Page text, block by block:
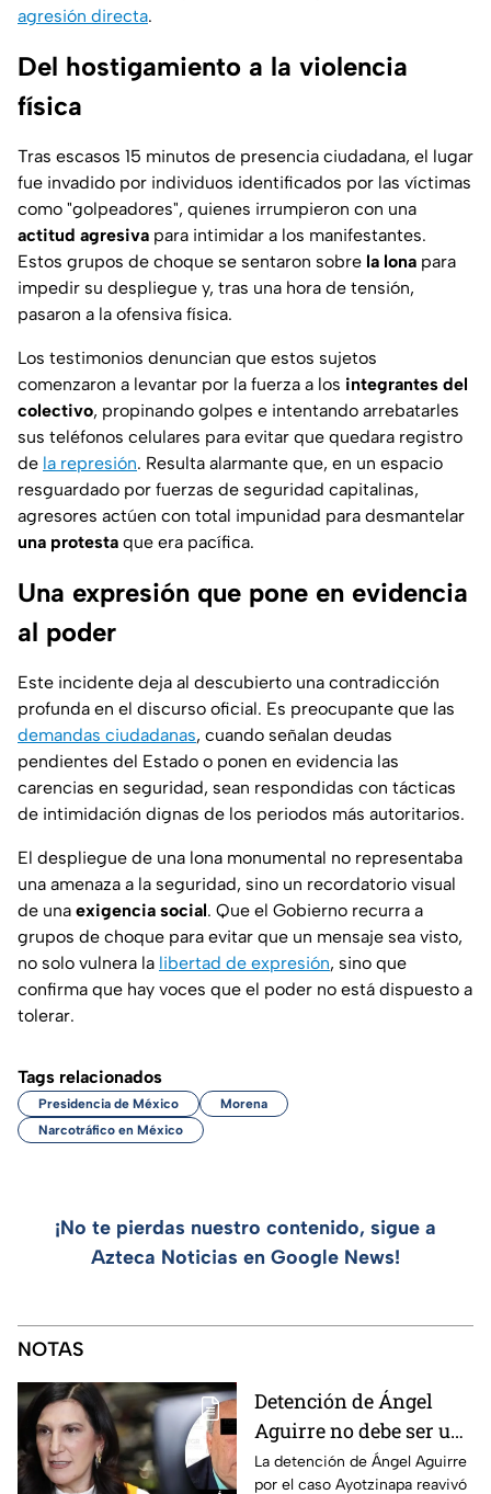
agresión directa.
Del hostigamiento a la violencia
física
Tras escasos 15 minutos de presencia ciudadana, el lugar
fue invadido por individuos identificados por las víctimas
como "golpeadores", quienes irrumpieron con una
actitud agresiva para intimidar a los manifestantes.
Estos grupos de choque se sentaron sobre la lona para
impedir su despliegue y, tras una hora de tensión,
pasaron a la ofensiva física.
Los testimonios denuncian que estos sujetos
comenzaron a levantar por la fuerza a los integrantes del
colectivo, propinando golpes e intentando arrebatarles
sus teléfonos celulares para evitar que quedara registro
de la represión. Resulta alarmante que, en un espacio
resguardado por fuerzas de seguridad capitalinas,
agresores actúen con total impunidad para desmantelar
una protesta que era pacífica.
Una expresión que pone en evidencia
al poder
Este incidente deja al descubierto una contradicción
profunda en el discurso oficial. Es preocupante que las
demandas ciudadanas, cuando señalan deudas
pendientes del Estado o ponen en evidencia las
carencias en seguridad, sean respondidas con tácticas
de intimidación dignas de los periodos más autoritarios.
El despliegue de una lona monumental no representaba
una amenaza a la seguridad, sino un recordatorio visual
de una exigencia social. Que el Gobierno recurra a
grupos de choque para evitar que un mensaje sea visto,
no solo vulnera la libertad de expresión, sino que
confirma que hay voces que el poder no está dispuesto a
tolerar.
Tags relacionados
Presidencia de México
Morena
Narcotráfico en México
¡No te pierdas nuestro contenido, sigue a
Azteca Noticias en Google News!
NOTAS
Detención de Ángel
Aguirre no debe ser un
distractor, pide Kenia
La detención de Ángel Aguirre
por el caso Ayotzinapa reavivó